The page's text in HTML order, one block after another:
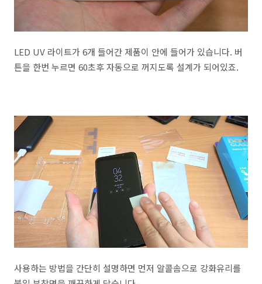
LED UV 라이트가 6개 들어간 제품이 안에 들어가 있습니다. 버
튼을 한번 누르면 60초후 자동으로 꺼지도록 설계가 되어있죠.
사용하는 방법을 간단히 설명하면 먼저 알콜솜으로 강화유리를